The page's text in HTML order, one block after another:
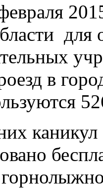
для
в